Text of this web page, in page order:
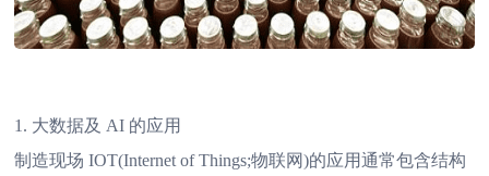
1. 大数据及 AI 的应用
制造现场 IOT(Internet of Things;物联网)的应用通常包含结构